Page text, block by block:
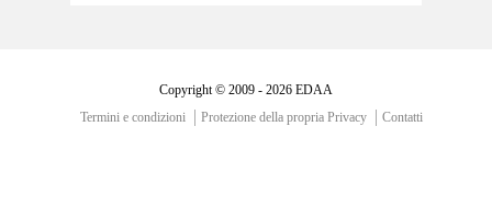
Copyright © 2009 - 2026 EDAA
Termini e condizioni
Protezione della propria Privacy Contatti